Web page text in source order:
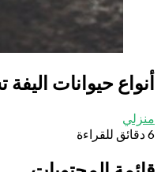
أنواع حيوانات
منزلي
6 دقائق للقراءة